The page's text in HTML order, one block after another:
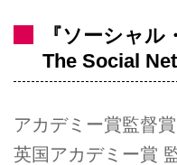
『ソーシャル
The Social
アカデミー賞監督
英国アカデミー賞